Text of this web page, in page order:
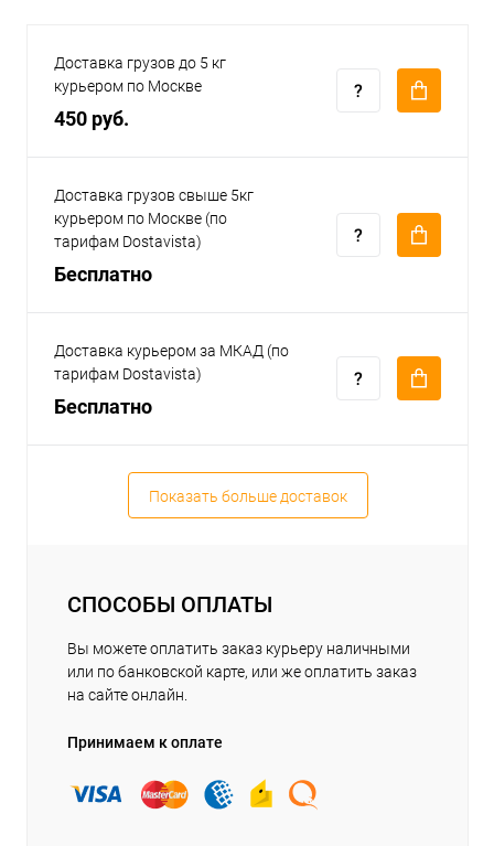
Доставка грузов до 5 кг
курьером по Москве
450 руб.
Доставка грузов свыше 5кг
курьером по Москве (по
тарифам Dostavista)
Бесплатно
Доставка курьером за МКАД (по
тарифам Dostavista)
Бесплатно
Показать больше доставок
СПОСОБЫ ОПЛАТЫ
Вы можете оплатить заказ курьеру наличными
или по банковской карте, или же оплатить заказ
на сайте онлайн.
Принимаем к оплате